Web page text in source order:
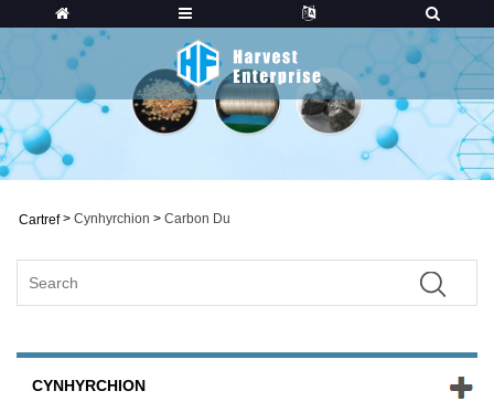
Cartref > Cynhyrchion > Carbon Du
CYNHYRCHION